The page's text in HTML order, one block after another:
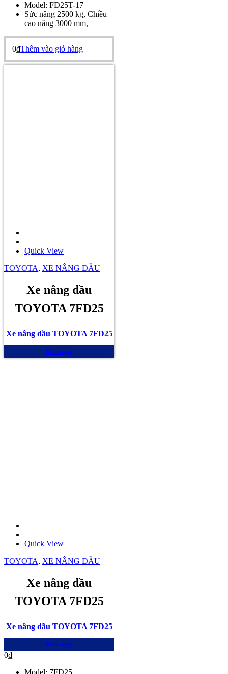
Model: FD25T-17
Sức nâng 2500 kg, Chiều
cao nâng 3000 mm,
0₫Thêm vào giỏ hàng
Quick View
TOYOTA, XE NÂNG DẦU
Xe nâng dầu
TOYOTA 7FD25
Xe nâng dầu TOYOTA 7FD25
Mua ngay
Quick View
TOYOTA, XE NÂNG DẦU
Xe nâng dầu
TOYOTA 7FD25
Xe nâng dầu TOYOTA 7FD25
Mua ngay
0₫
Model: 7FD25